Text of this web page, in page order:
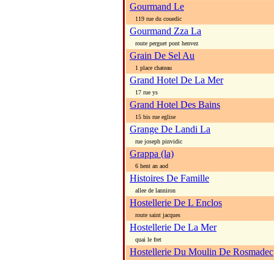
Gourmand Le
119 rue du couedic
Gourmand Zza La
route perguet pont henvez
Grain De Sel Au
1 place chateau
Grand Hotel De La Mer
17 rue ys
Grand Hotel Des Bains
15 bis rue eglise
Grange De Landi La
rue joseph pinvidic
Grappa (la)
6 hent an aod
Histoires De Famille
allee de lanniron
Hostellerie De L Enclos
route saint jacques
Hostellerie De La Mer
quai le fret
Hostellerie Du Moulin De Rosmadec